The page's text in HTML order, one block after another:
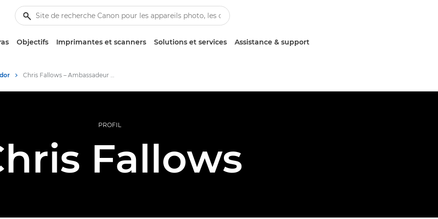
Objectifs Imprimantes et scanners Solutions et services Assistance & support
Chris Fallows – Ambassadeur Canon
PROFIL
Fallows